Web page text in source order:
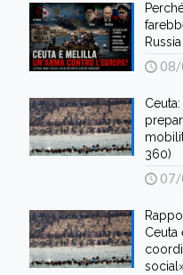
Russia
360)
Ceuta